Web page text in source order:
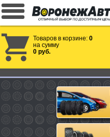
Товаров в корзине: 0
на сумму
0 руб.